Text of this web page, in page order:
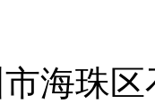
海珠